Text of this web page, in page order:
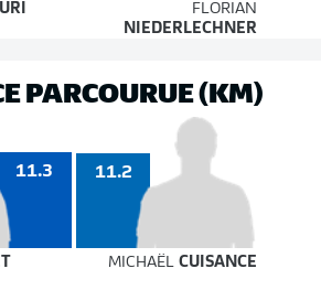
FLORIAN
NIEDERLECHNER
PARCOURUE (KM)
11.3 11.2
MICHAËLCUISANCE